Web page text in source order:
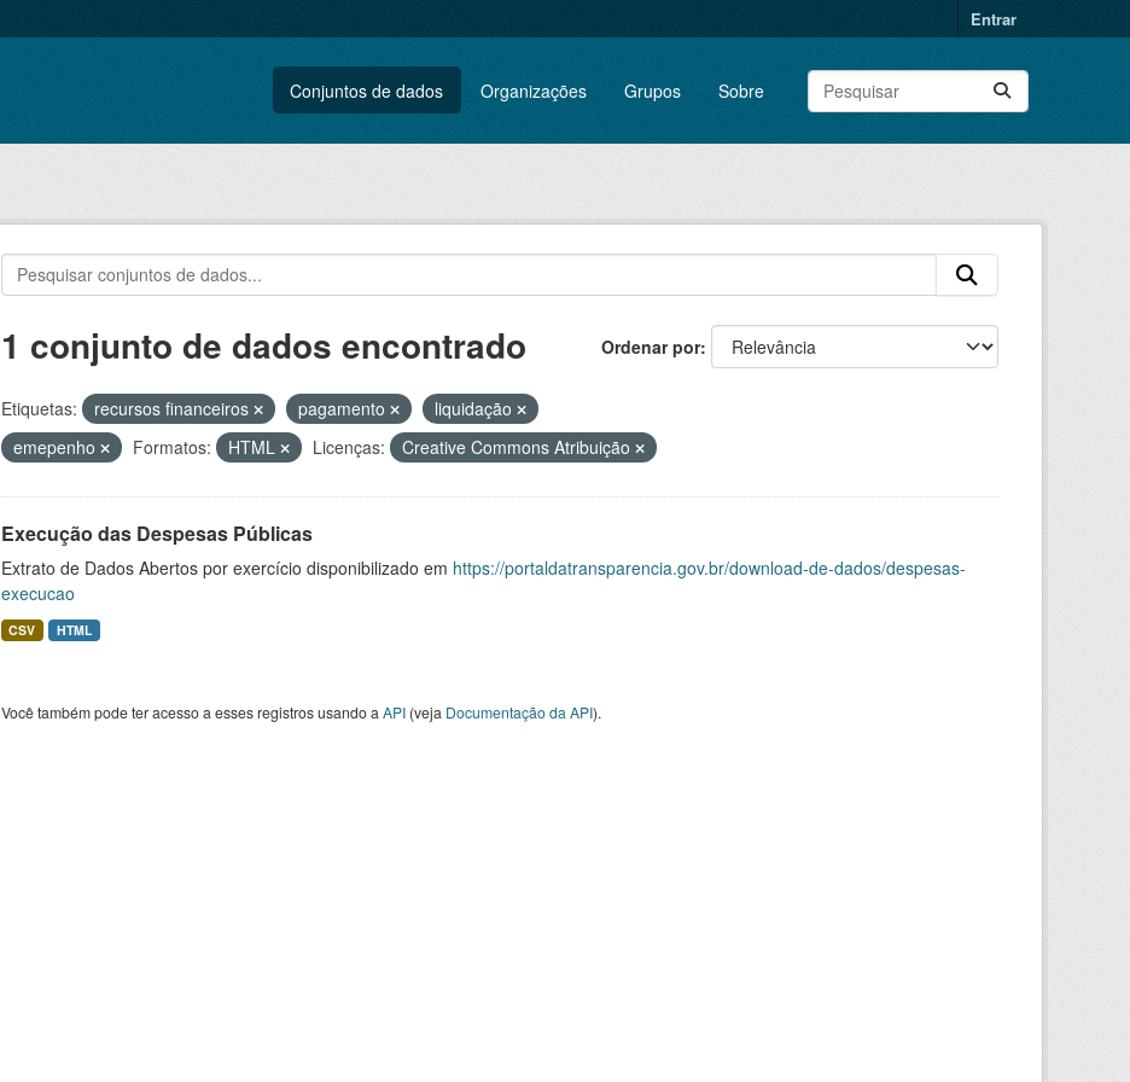
Entrar
Conjuntos de dados Organizações Grupos Sobre
Ordenar por
1 conjunto de dados encontrado
Etiquetas: recursos financeiros pagamento
liquidação
emepenho
Formatos: HTML Licenças: Creative Commons Atribuição
Execução das Despesas Públicas
Extrato de Dados Abertos por exercício disponibilizado em https://portaldatransparencia.gov.br/download-de-dados/despesas-
execucao
CSV HTML
Você também pode ter acesso a esses registros usando a API(veja Documentação da API).